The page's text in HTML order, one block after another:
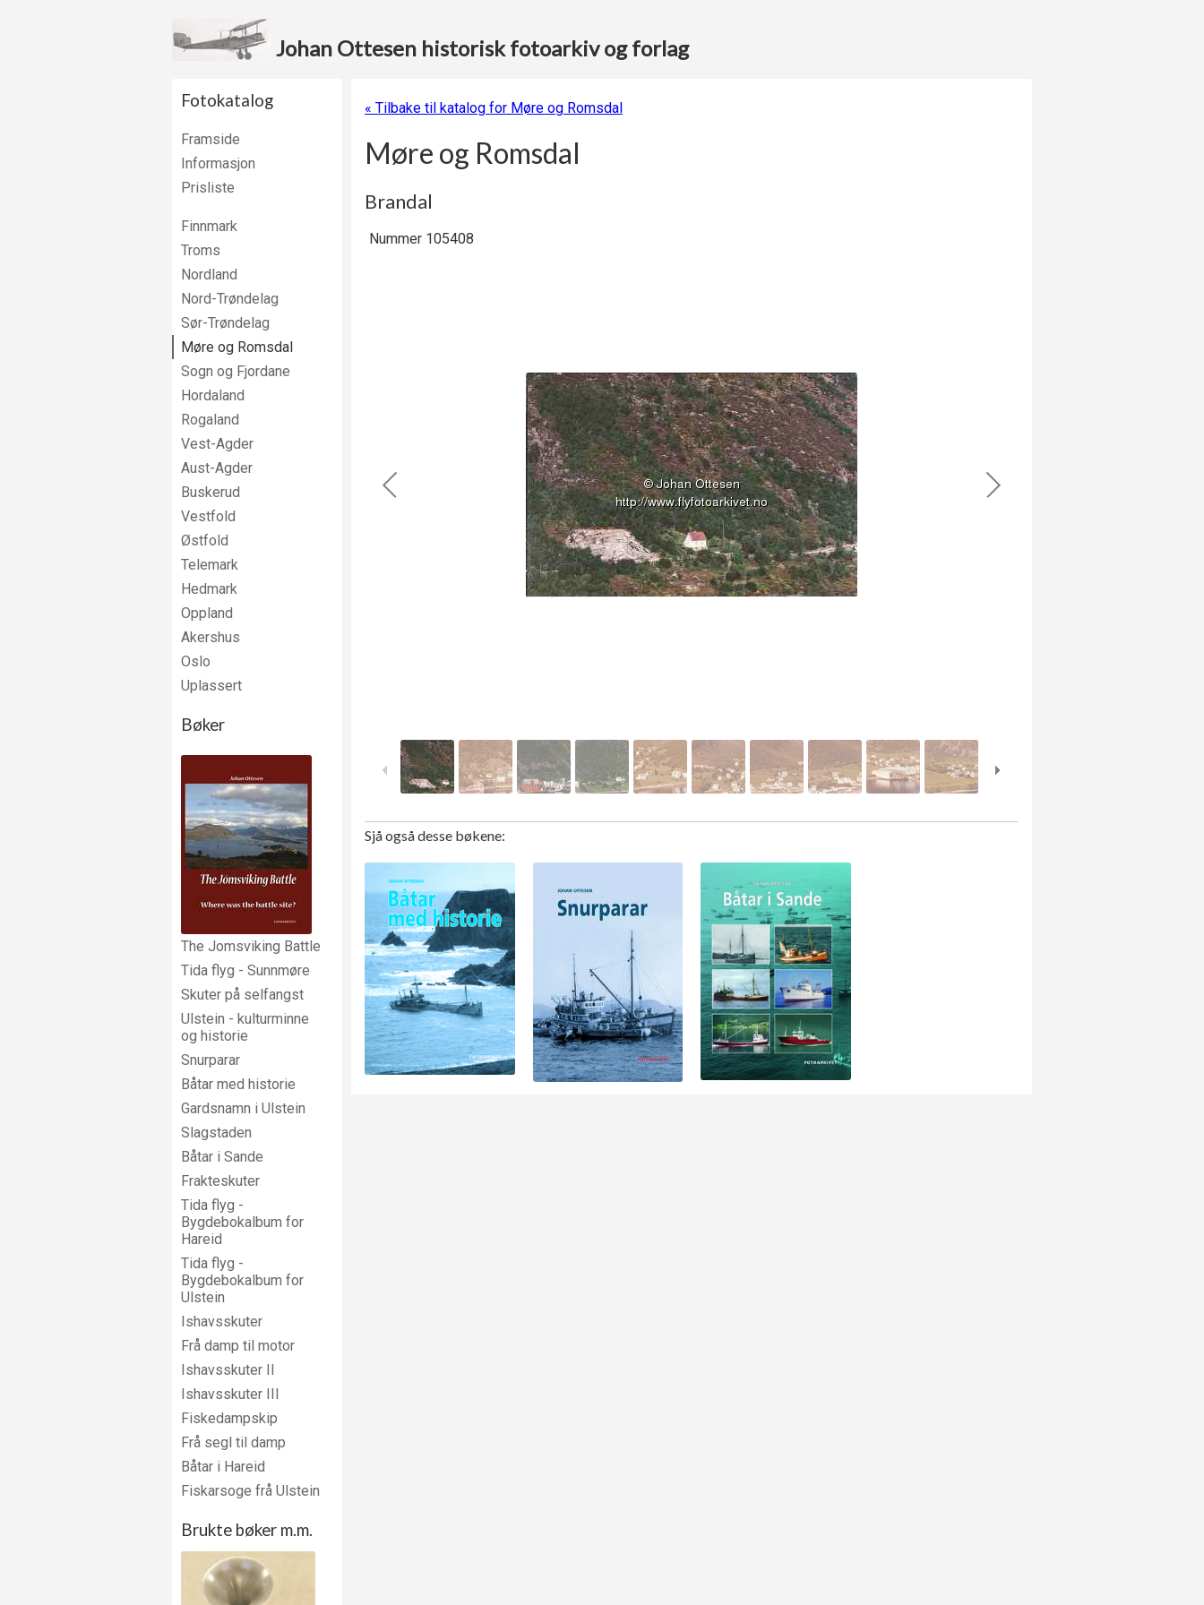
Johan Ottesen historisk fotoarkiv og forlag
Fotokatalog
Framside
Informasjon
Prisliste
Finnmark
Troms
Nordland
Nord-Trøndelag
Sør-Trøndelag
Møre og Romsdal
Sogn og Fjordane
Hordaland
Rogaland
Vest-Agder
Aust-Agder
Buskerud
Vestfold
Østfold
Telemark
Hedmark
Oppland
Akershus
Oslo
Uplassert
Bøker
The Jomsviking Battle
Tida flyg - Sunnmøre
Skuter på selfangst
Ulstein - kulturminne
og historie
Snurparar
Båtar med historie
Gardsnamn i Ulstein
Slagstaden
Båtar i Sande
Frakteskuter
Tida flyg -
Bygdebokalbum for
Hareid
Tida flyg -
Bygdebokalbum for
Ulstein
Ishavsskuter
Frå damp til motor
Ishavsskuter II
Ishavsskuter III
Fiskedampskip
Frå segl til damp
Båtar i Hareid
Fiskarsoge frå Ulstein
Brukte bøker m.m.
« Tilbake til katalog for Møre og Romsdal
Møre og Romsdal
Brandal
Nummer 105408
Sjå også desse bøkene: